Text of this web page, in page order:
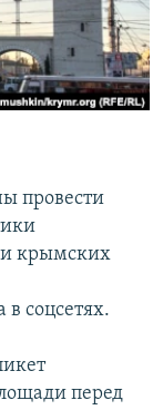
провести
и крымских
в соцсетях.
перед